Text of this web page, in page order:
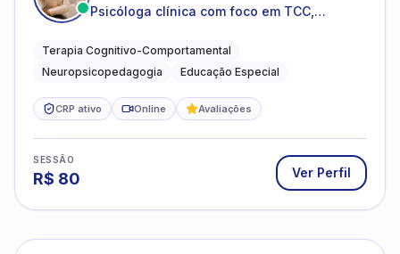
Psicóloga clínica com foco em TCC,
do neurodesenvolvimento.
Terapia Cognitivo-Comportamental
Neuropsicopedagogia
Educação Especial
CRP ativo Online Avaliações
SESSÃO
R$ 80 Ver Perfil